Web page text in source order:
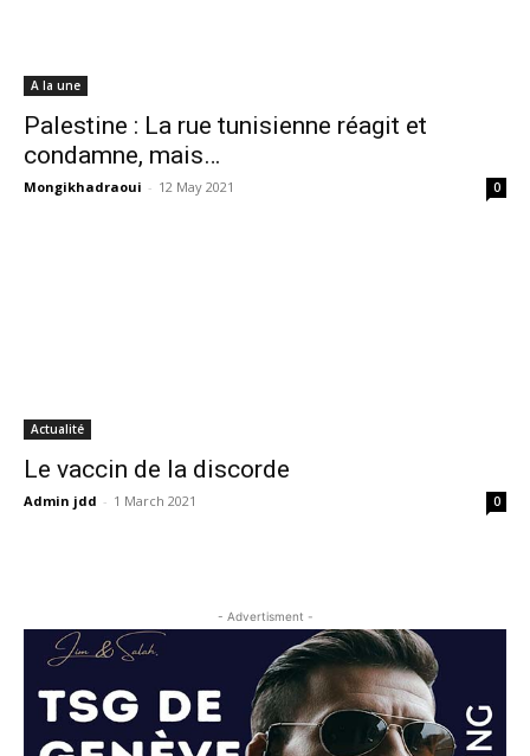
A la une
Palestine : La rue tunisienne réagit et
condamne, ‎mais…‎
Mongikhadraoui - 12 May 2021 0
Actualité
Le vaccin de la discorde
Admin jdd - 1 March 2021 0
- Advertisment -